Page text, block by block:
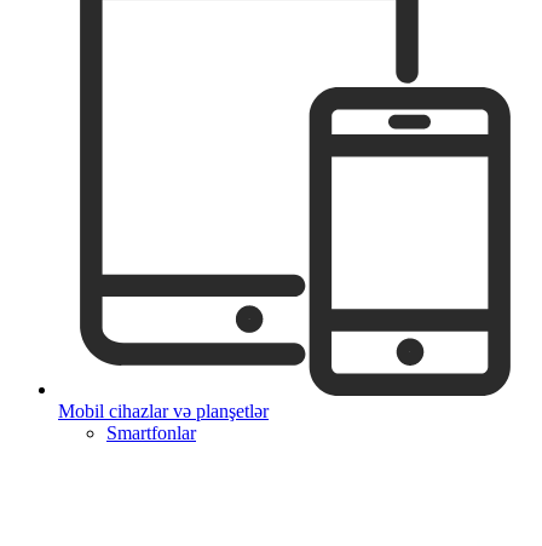
Mobil cihazlar və planşetlər
Smartfonlar